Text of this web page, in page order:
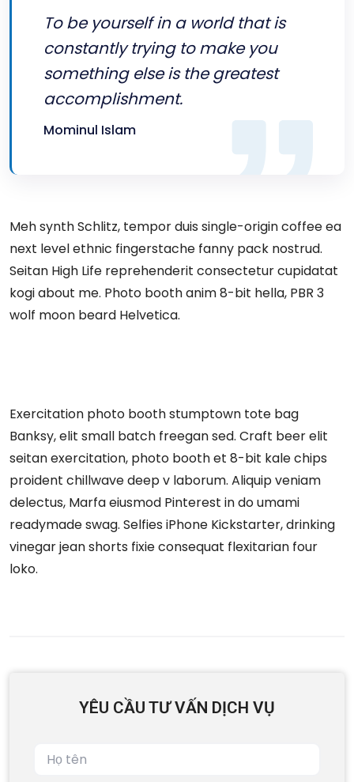
To be yourself in a world that is
constantly trying to make you
something else is the greatest
accomplishment.
Mominul Islam
Meh synth Schlitz, tempor duis single-origin coffee ea
next level ethnic fingerstache fanny pack nostrud.
Seitan High Life reprehenderit consectetur cupidatat
kogi about me. Photo booth anim 8-bit hella, PBR 3
wolf moon beard Helvetica.
Exercitation photo booth stumptown tote bag
Banksy, elit small batch freegan sed. Craft beer elit
seitan exercitation, photo booth et 8-bit kale chips
proident chillwave deep v laborum. Aliquip veniam
delectus, Marfa eiusmod Pinterest in do umami
readymade swag. Selfies iPhone Kickstarter, drinking
vinegar jean shorts fixie consequat flexitarian four
loko.
YÊU CẦU TƯ VẤN DỊCH VỤ